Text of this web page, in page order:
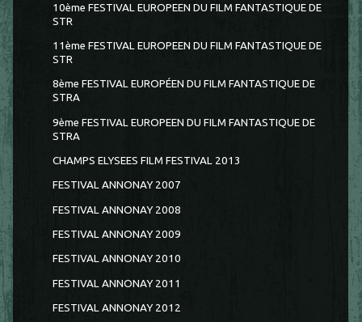
10ème FESTIVAL EUROPEEN DU FILM FANTASTIQUE DE
STR
11ème FESTIVAL EUROPEEN DU FILM FANTASTIQUE DE
STR
8ème FESTIVAL EUROPÉEN DU FILM FANTASTIQUE DE
STRA
9ème FESTIVAL EUROPEEN DU FILM FANTASTIQUE DE
STRA
CHAMPS ELYSEES FILM FESTIVAL 2013
FESTIVAL ANNONAY 2007
FESTIVAL ANNONAY 2008
FESTIVAL ANNONAY 2009
FESTIVAL ANNONAY 2010
FESTIVAL ANNONAY 2011
FESTIVAL ANNONAY 2012